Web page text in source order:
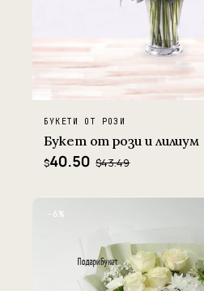
БУКЕТИ ОТ РОЗИ
Букет от рози и лилиум
$40.50 $43.49
−6%